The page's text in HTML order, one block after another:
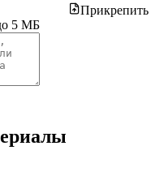
Прикрепить
5 МБ